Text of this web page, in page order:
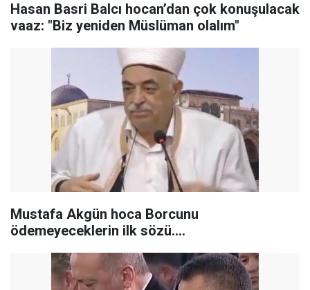
Hasan Basri Balcı hocan’dan çok konuşulacak
vaaz: "Biz yeniden Müslüman olalım"
Mustafa Akgün hoca Borcunu
ödemeyeceklerin ilk sözü....